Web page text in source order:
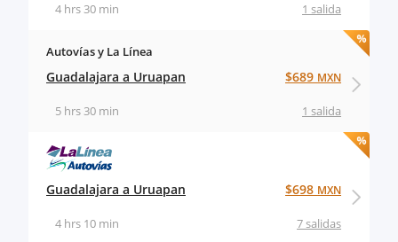
1 salida
4 hrs 30 min
Autovías y La Línea
Guadalajara a Uruapan
1 salida
5 hrs 30 min
$689 MXN
Guadalajara a Uruapan
7 salidas
4 hrs 10 min
$698 MXN